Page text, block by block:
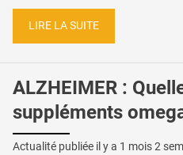
LIRE LA SUITE
ALZHEIMER :
suppléments
Actualité publiée il y a 1 mois 2